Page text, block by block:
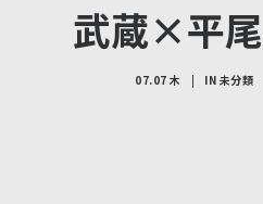
武蔵×平
07.07 木 | IN 未分類